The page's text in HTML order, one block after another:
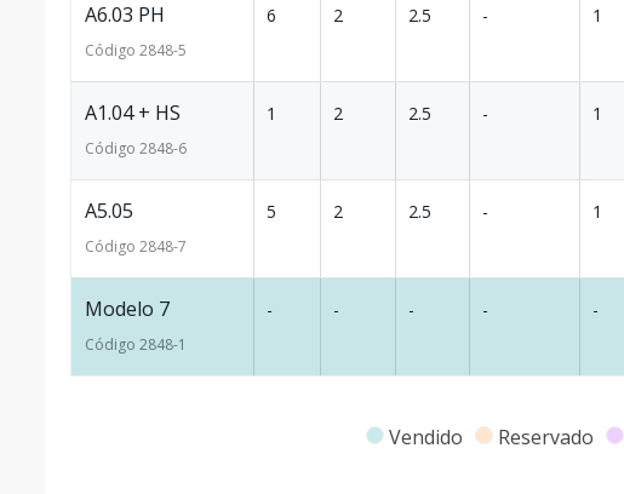
A6.03 PH
Código 2848-5
6 2 2.5 - 1
A1.04 + HS
Código 2848-6
1 2 2.5 - 1
A5.05
Código 2848-7
5 2 2.5 - 1
Modelo 7
Código 2848-1
- - - - -
Vendido Reservado